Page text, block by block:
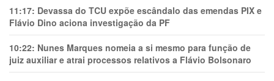
11:17: Devassa do TCU expõe escândalo das emendas PIX e
Flávio Dino aciona investigação da PF
10:22: Nunes Marques nomeia a si mesmo para função de
juiz auxiliar e atrai processos relativos a Flávio Bolsonaro